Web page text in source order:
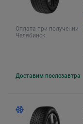
Оплата при получении
Челябинск
Доставим послезавтра